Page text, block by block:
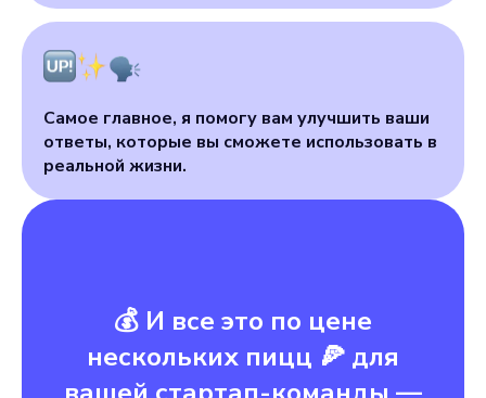
Самое главное, я помогу вам улучшить ваши
ответы, которые вы сможете использовать в
реальной жизни.
💰 И все это по цене
нескольких пицц 🍕 для